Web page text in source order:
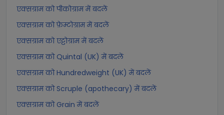
एक्सग्राम को पीकोग्राम में बदलें
एक्सग्राम को फ़ेम्टोग्राम में बदलें
एक्सग्राम को एट्टोग्राम में बदलें
एक्सग्राम को Quintal (UK) में बदलें
एक्सग्राम को Hundredweight (UK) में बदलें
एक्सग्राम को Scruple (apothecary) में बदलें
एक्सग्राम को Grain में बदलें